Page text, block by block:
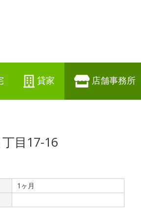
貸家 店舗事務所
目17-16
1ヶ月